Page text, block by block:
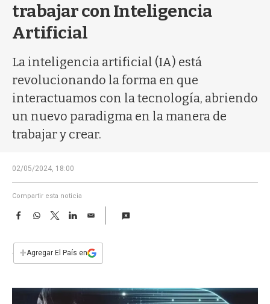
trabajar con Inteligencia
Artificial
La inteligencia artificial (IA) está
revolucionando la forma en que
interactuamos con la tecnología, abriendo
un nuevo paradigma en la manera de
trabajar y crear.
02/05/2024, 18:00
Compartir esta noticia
F
e
b
W
s
p
T
w
t
L
E
i
l
+Agregar El País en